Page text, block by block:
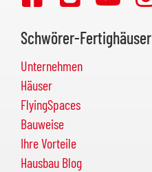
Schwörer-Fertighäuser
Unternehmen
Häuser
FlyingSpaces
Bauweise
Ihre Vorteile
Hausbau Blog